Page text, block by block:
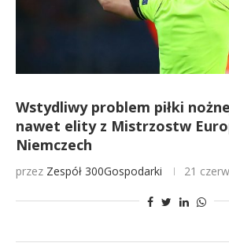
Wstydliwy problem piłki
nawet elity z Mistrzostw
Niemczech
przez Zespół 300Gospodarki 21